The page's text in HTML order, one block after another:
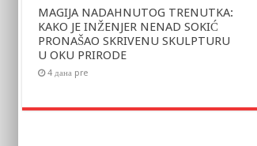
MAGIJA NADAHNUTOG TRENUTKA:
KAKO JE INŽENJER NENAD SOKIĆ
PRONAŠAO SKRIVENU SKULPTURU
U OKU PRIRODE
4 дана pre